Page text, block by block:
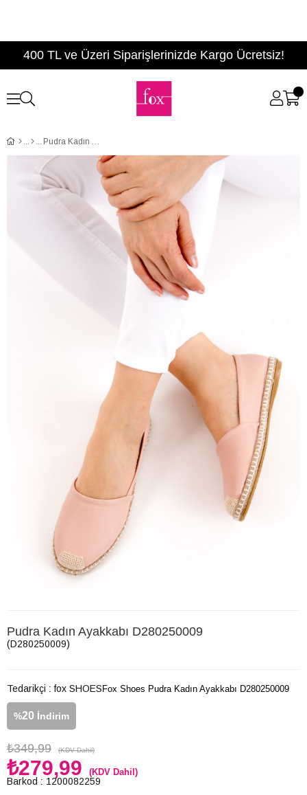
400 TL ve Üzeri Siparişlerinizde Kargo Ücretsiz!
Pudra Kadın Ayakkabı D280250009
Pudra Kadın Ayakkabı D280250009
(D280250009)
Tedarikçi : fox SHOES
%20 İndirim
₺349,99 (KDV Dahil)
₺279,99 (KDV Dahil)
Barkod : 1200082259
Fox Shoes Pudra Kadın Ayakkabı D280250009